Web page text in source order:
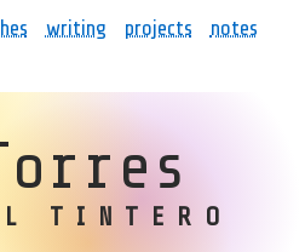
writing projects
notes
TINTERO